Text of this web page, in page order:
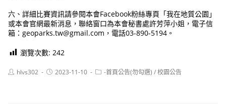
六、詳細比賽資訊請參閱本會Facebook粉絲專頁「我在地質公園」
或本會官網最新消息，聯絡窗口為本會秘書處許芳萍小姐，電子信
箱：geoparks.tw@gmail.com，電話03-890-5194。
瀏覽次數: 242
Posthlvs302
Post2023-11-10
Post-首頁公告(勿勾選) /校園公告